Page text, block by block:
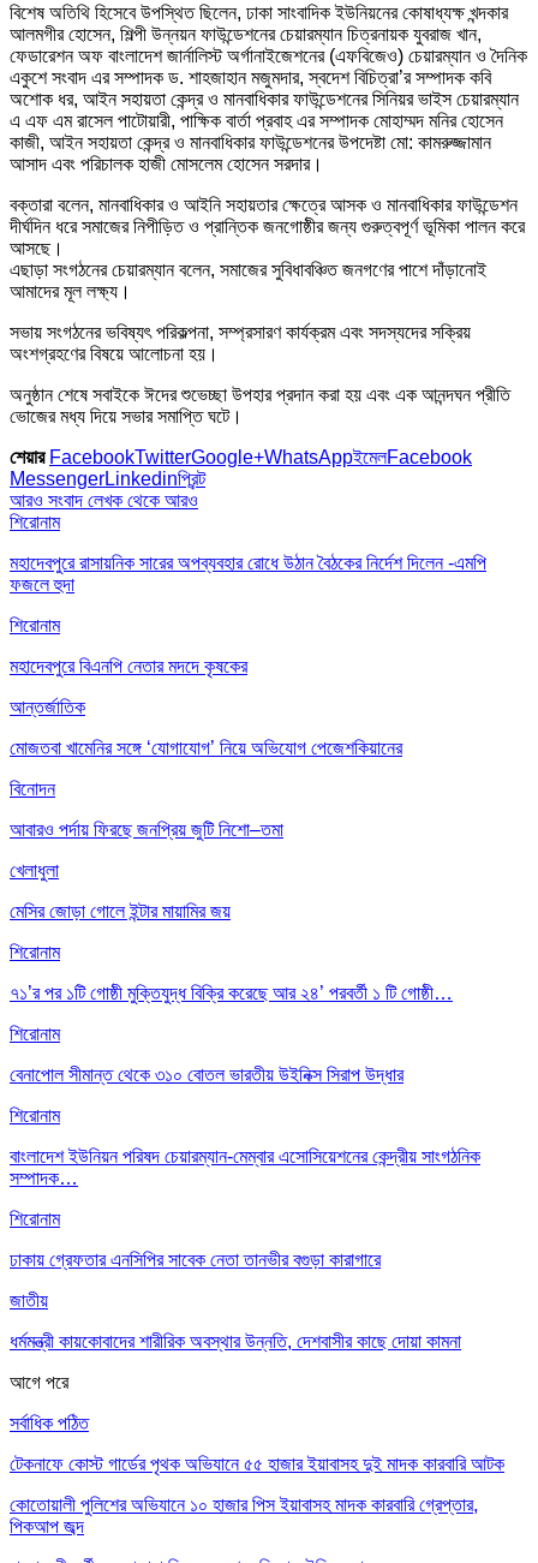
বিশেষ অতিথি হিসেবে উপস্থিত ছিলেন, ঢাকা সাংবাদিক ইউনিয়নের কোষাধ্যক্ষ খন্দকার
আলমগীর হোসেন, শিল্পী উন্নয়ন ফাউন্ডেশনের চেয়ারম্যান চিত্রনায়ক যুবরাজ খান,
ফেডারেশন অফ বাংলাদেশ জার্নালিস্ট অর্গানাইজেশনের (এফবিজেও) চেয়ারম্যান ও দৈনিক
একুশে সংবাদ এর সম্পাদক ড. শাহজাহান মজুমদার, স্বদেশ বিচিত্রা’র সম্পাদক কবি
অশোক ধর, আইন সহায়তা কেন্দ্র ও মানবাধিকার ফাউন্ডেশনের সিনিয়র ভাইস চেয়ারম্যান
এ এফ এম রাসেল পাটোয়ারী, পাক্ষিক বার্তা প্রবাহ এর সম্পাদক মোহাম্মদ মনির হোসেন
কাজী, আইন সহায়তা কেন্দ্র ও মানবাধিকার ফাউন্ডেশনের উপদেষ্টা মো: কামরুজ্জামান
আসাদ এবং পরিচালক হাজী মোসলেম হোসেন সরদার।
বক্তারা বলেন, মানবাধিকার ও আইনি সহায়তার ক্ষেত্রে আসক ও মানবাধিকার ফাউন্ডেশন
দীর্ঘদিন ধরে সমাজের নিপীড়িত ও প্রান্তিক জনগোষ্ঠীর জন্য গুরুত্বপূর্ণ ভূমিকা পালন করে
আসছে।
এছাড়া সংগঠনের চেয়ারম্যান বলেন, সমাজের সুবিধাবঞ্চিত জনগণের পাশে দাঁড়ানোই
আমাদের মূল লক্ষ্য।
সভায় সংগঠনের ভবিষ্যৎ পরিকল্পনা, সম্প্রসারণ কার্যক্রম এবং সদস্যদের সক্রিয়
অংশগ্রহণের বিষয়ে আলোচনা হয়।
অনুষ্ঠান শেষে সবাইকে ঈদের শুভেচ্ছা উপহার প্রদান করা হয় এবং এক আনন্দঘন প্রীতি
ভোজের মধ্য দিয়ে সভার সমাপ্তি ঘটে।
শেয়ার FacebookTwitterGoogle+WhatsAppইমেলFacebook
MessengerLinkedinপ্রিন্ট
আরও সংবাদ লেখক থেকে আরও
শিরোনাম
মহাদেবপুরে রাসায়নিক সারের অপব্যবহার রোধে উঠান বৈঠকের নির্দেশ দিলেন -এমপি
ফজলে হুদা
শিরোনাম
মহাদেবপুরে বিএনপি নেতার মদদে কৃষকের
আন্তর্জাতিক
মোজতবা খামেনির সঙ্গে ‘যোগাযোগ’ নিয়ে অভিযোগ পেজেশকিয়ানের
বিনোদন
আবারও পর্দায় ফিরছে জনপ্রিয় জুটি নিশো–তমা
খেলাধুলা
মেসির জোড়া গোলে ইন্টার মায়ামির জয়
শিরোনাম
৭১’র পর ১টি গোষ্ঠী মুক্তিযুদ্ধ বিক্রি করেছে আর ২৪’ পরবর্তী ১ টি গোষ্ঠী…
শিরোনাম
বেনাপোল সীমান্ত থেকে ৩১০ বোতল ভারতীয় উইনিক্স সিরাপ উদ্ধার
শিরোনাম
বাংলাদেশ ইউনিয়ন পরিষদ চেয়ারম্যান-মেম্বার এসোসিয়েশনের কেন্দ্রীয় সাংগঠনিক
সম্পাদক…
শিরোনাম
ঢাকায় গ্রেফতার এনসিপির সাবেক নেতা তানভীর বগুড়া কারাগারে
জাতীয়
ধর্মমন্ত্রী কায়কোবাদের শারীরিক অবস্থার উন্নতি, দেশবাসীর কাছে দোয়া কামনা
আগে পরে
সর্বাধিক পঠিত
টেকনাফে কোস্ট গার্ডের পৃথক অভিযানে ৫৫ হাজার ইয়াবাসহ দুই মাদক কারবারি আটক
কোতোয়ালী পুলিশের অভিযানে ১০ হাজার পিস ইয়াবাসহ মাদক কারবারি গ্রেপ্তার,
পিকআপ জব্দ